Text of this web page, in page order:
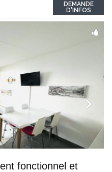
vous offrira tout le confort
DEMANDE
D'INFOS
fonctionnel et